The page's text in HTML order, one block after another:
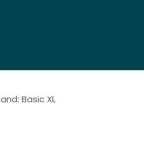
Basic XL